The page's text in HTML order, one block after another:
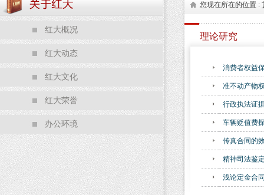
红大概况
红大动态
红大文化
红大荣誉
办公环境
您现在所在的位置 :
理论研究
消费者权益
准不动产物
行政执法证
车辆贬值费
传真合同的
精神司法鉴
浅论定金合